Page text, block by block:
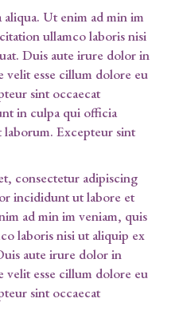
Ut enim ad min im
ullamco laboris nisi
Duis aute irure dolor in
esse cillum dolore eu
sint occaecat
in culpa qui officia
Excepteur sint
consectetur adipiscing
incididunt ut labore et
ad min im veniam, quis
laboris nisi ut aliquip ex
aute irure dolor in
esse cillum dolore eu
sint occaecat